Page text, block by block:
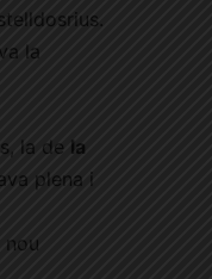
la
la de la
plena i